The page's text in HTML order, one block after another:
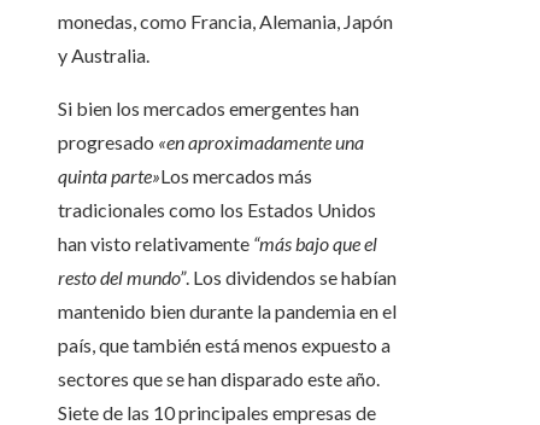
monedas, como Francia, Alemania, Japón
y Australia.
Si bien los mercados emergentes han
progresado «en aproximadamente una
quinta parte»Los mercados más
tradicionales como los Estados Unidos
han visto relativamente “más bajo que el
resto del mundo”. Los dividendos se habían
mantenido bien durante la pandemia en el
país, que también está menos expuesto a
sectores que se han disparado este año.
Siete de las 10 principales empresas de